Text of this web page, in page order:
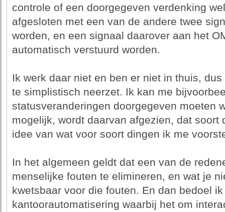
controle of een doorgegeven verdenking
afgesloten met een van de andere twee
worden, en een signaal daarover aan het
automatisch verstuurd worden.
Ik werk daar niet en ben er niet in thuis,
te simplistisch neerzet. Ik kan me
statusveranderingen doorgegeven moeten
mogelijk, wordt daarvan afgezien, dat soort
idee van wat voor soort dingen ik me
In het algemeen geldt dat een van de
menselijke fouten te elimineren, en wat je
kwetsbaar voor die fouten. En dan bedoel
kantoorautomatisering waarbij het om